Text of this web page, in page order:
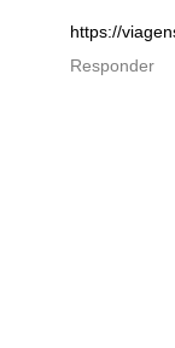
https://
Responder